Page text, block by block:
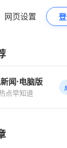
网页设置
闻·电脑版
点早知道